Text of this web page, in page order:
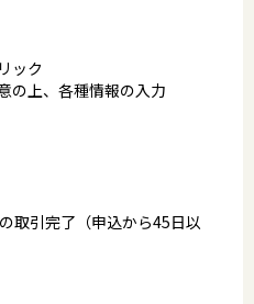
ック
の上、各種情報の入力
取引完了（申込から45日以